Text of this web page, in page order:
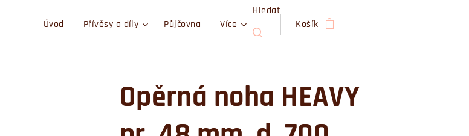
Úvod Přívěsy a díly Půjčovna Více
Hledat
Košík
Opěrná noha HEAVY